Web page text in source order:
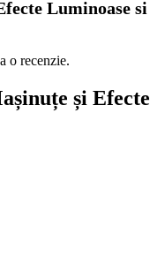
Luminoase si
o recenzie.
și Efecte